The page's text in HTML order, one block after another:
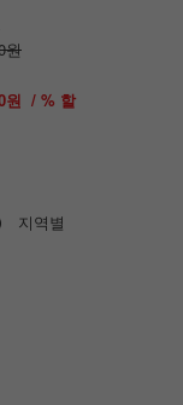
원
원 / % 할
지역별